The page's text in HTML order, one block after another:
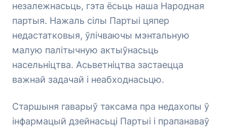
незалежнасьць, гэта ёсьць наша Народная
партыя. Нажаль сілы Партыі цяпер
недастатковыя, ўлічваючы мэнтальную
малую палітычную актыўнасьць
насельніцтва. Асьветніцтва застаецца
важнай задачай і неабходнасьцю.
Старшыня гаварыў таксама пра недахопы ў
інфармацый дзейнасьці Партыі і прапанаваў